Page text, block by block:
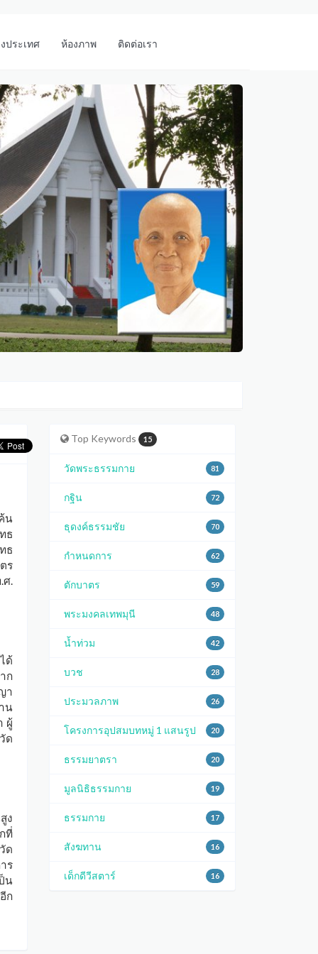
ประเทศ ห้องภาพ ติดต่อเรา
น
ธ
ธ
ร
ศ.
ด้
ก
า
น
ผู้
ด
ง
ที่
ด
ร
น
ก
Top Keywords 15
วัดพระธรรมกาย 81
กฐิน 72
ธุดงค์ธรรมชัย 70
กำหนดการ 62
ตักบาตร 59
พระมงคลเทพมุนี 48
น้ำท่วม 42
บวช 28
ประมวลภาพ 26
โครงการอุปสมบทหมู่ 1 แสนรูป 20
ธรรมยาตรา 20
มูลนิธิธรรมกาย 19
ธรรมกาย 17
สังฆทาน 16
เด็กดีวีสตาร์ 16